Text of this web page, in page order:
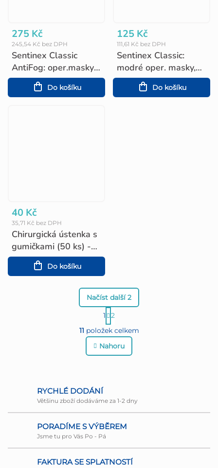
Sentinex Classic
AntiFog: oper.masky,
úvazky, 50ks
245,54 Kč bez DPH
275 Kč
Do košíku
Sentinex Classic:
modré oper. masky,
úvazky 50 ks
111,61 Kč bez DPH
125 Kč
Do košíku
Chirurgická ústenka s
gumičkami (50 ks) -
modrá
35,71 Kč bez DPH
40 Kč
Do košíku
O
v
l
a
c
p
Načíst další 2
S
t
r
á
o
v
á
n
í
1
2
11 položek celkem
Nahoru
RYCHLÉ DODÁNÍ
Většinu zboží dodáváme za 1-2 dny
PORADÍME S VÝBĚREM
Jsme tu pro Vás Po - Pá
FAKTURA SE SPLATNOSTÍ